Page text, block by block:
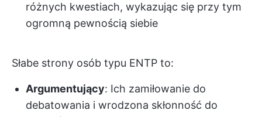
różnych kwestiach, wykazując się przy tym
ogromną pewnością siebie
Słabe strony osób typu ENTP to:
Argumentujący: Ich zamiłowanie do
debatowania i wrodzona skłonność do